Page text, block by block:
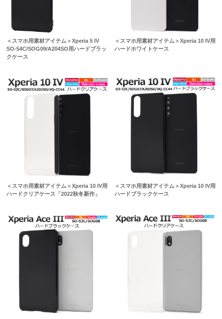
＜スマホ用素材アイテム＞Xperia 5 IV
SO-54C/SOG09/A204SO用ハードブラッ
クケース
＜スマホ用素材アイテム＞Xperia 10 IV用
ハードホワイトケース
＜スマホ用素材アイテム＞Xperia 10 IV用
ハードクリアケース「2022秋冬新作」
＜スマホ用素材アイテム＞Xperia 10 IV用
ハードブラックケース